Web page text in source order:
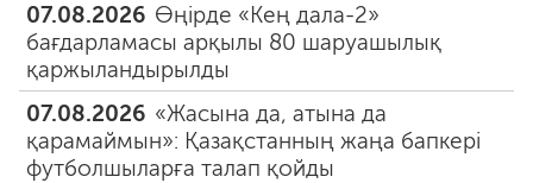
07.08.2026 Өңірде «Кең дала-2»
бағдарламасы арқылы 80 шаруашылық
қаржыландырылды
07.08.2026 «Жасына да, атына да
қарамаймын»: Қазақстанның жаңа бапкері
футболшыларға талап қойды